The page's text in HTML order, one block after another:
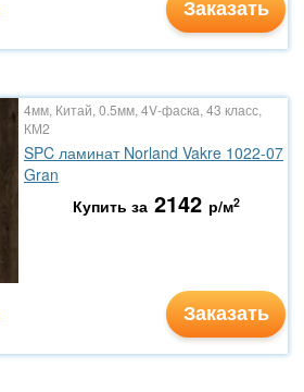
Заказать
4мм, Китай, 0.5мм, 4V-фаска, 43 класс,
КМ2
SPC ламинат Norland Vakre 1022-07
Gran
Купить за 2142 р/м2
Заказать